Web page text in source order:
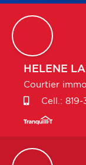
HELENE
Courtier
Cell.: 819-